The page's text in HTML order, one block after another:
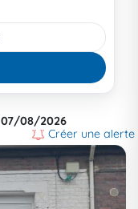
07/08/2026
Créer une alerte